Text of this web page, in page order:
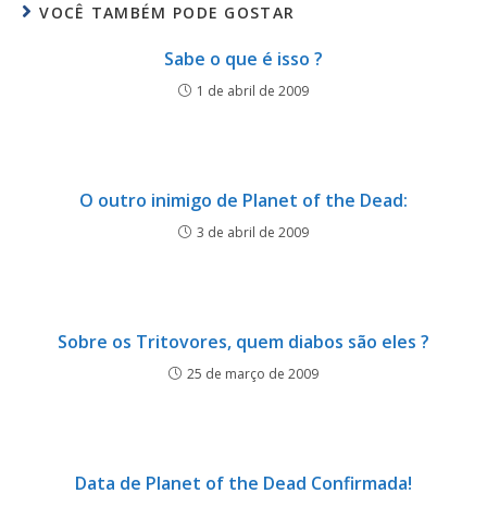
VOCÊ TAMBÉM PODE GOSTAR
Sabe o que é isso ?
1 de abril de 2009
O outro inimigo de Planet of the Dead:
3 de abril de 2009
Sobre os Tritovores, quem diabos são eles ?
25 de março de 2009
Data de Planet of the Dead Confirmada!